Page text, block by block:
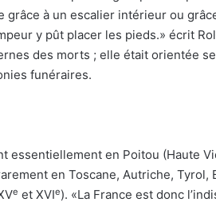
grâce à un escalier intérieur ou
y pût placer les pieds.» écrit
des morts ; elle était orientée
funéraires.
essentiellement en Poitou (Haute
en Toscane, Autriche,
e et XVIe). «La France est donc